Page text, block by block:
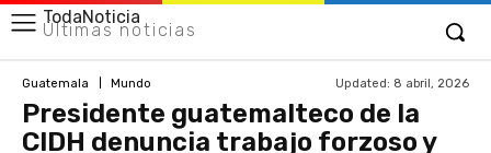
TodaNoticia
Últimas noticias
Guatemala Mundo Updated: 8 abril, 2026
Presidente guatemalteco de la
CIDH denuncia trabajo forzoso y